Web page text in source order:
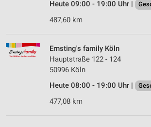
Heute 09:00 - 19:00 Uhr |
487,60 km
Ernsting's family Köln
Hauptstraße 122 - 124
50996 Köln
Heute 08:00 - 19:00 Uhr |
477,08 km
IAB-Besonderheiten:
Geräte anhand von aktiv angeforderten
Informationen identifizieren